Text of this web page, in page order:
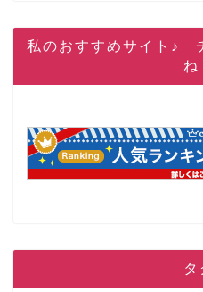
私のおすすめサイト♪
ね
タ